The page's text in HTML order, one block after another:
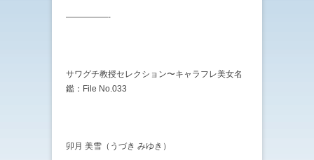
—————-
サワグチ教授セレクション〜キャラフレ美女名
鑑：File No.033
卯月 美雪（うづき みゆき）